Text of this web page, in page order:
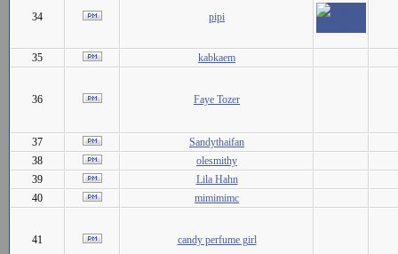
34 pipi
35 kabkaem
36 Faye Tozer
37
Sandythaifan
38
olesmithy
39
Lila Hahn
40
mimimimc
41 candy perfume girl